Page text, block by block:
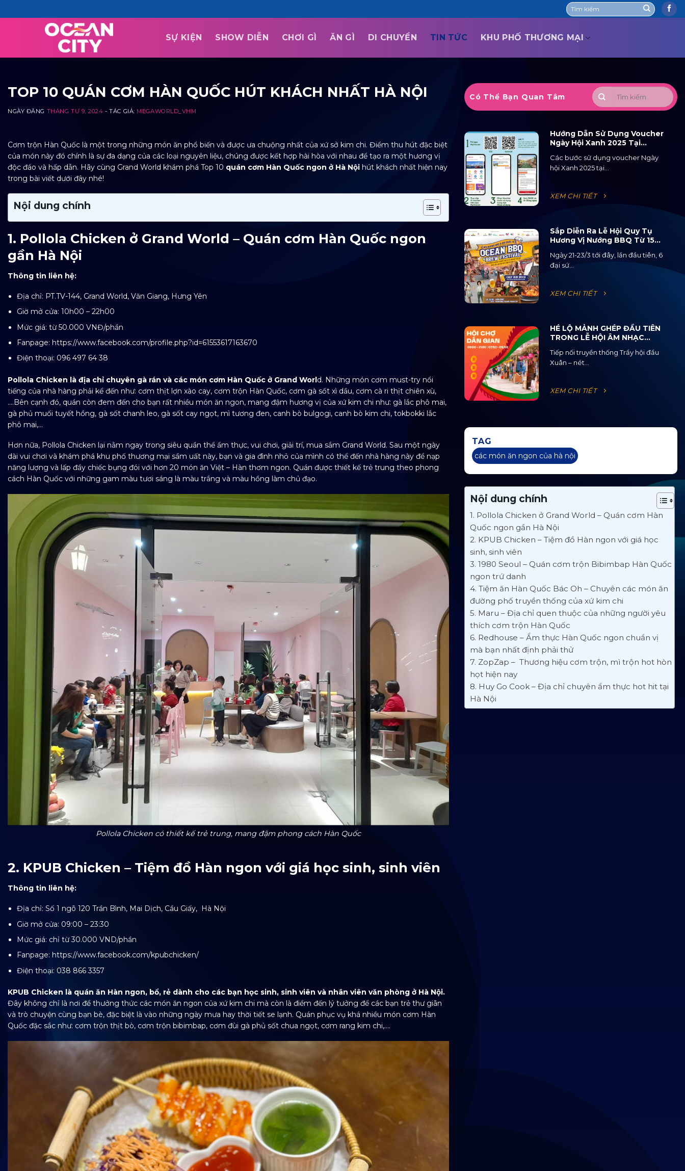
to
SỰ KIỆN SHOW DIỄN CHƠI GÌ ĂN GÌ DI CHUYỂN TIN TỨC KHU PHỐ THƯƠNG MẠI
TOP 10 QUÁN CƠM HÀN QUỐC HÚT KHÁCH NHẤT HÀ NỘI
NGÀY ĐĂNG THÁNG TƯ 9, 2024 - TÁC GIẢ: MEGAWORLD_VHM
Cơm trộn Hàn Quốc là một trong những món ăn phổ biến và được ưa chuộng nhất của xứ sở kim chi. Điểm thu hút đặc biệt
của món này đó chính là sự đa dạng của các loại nguyên liệu, chúng được kết hợp hài hòa với nhau để tạo ra một hương vị
độc đáo và hấp dẫn. Hãy cùng Grand World khám phá Top 10 quán cơm Hàn Quốc ngon ở Hà Nội hút khách nhất hiện nay
trong bài viết dưới đây nhé!
Nội dung chính
1. Pollola Chicken ở Grand World – Quán cơm Hàn Quốc ngon
gần Hà Nội
Thông tin liên hệ:
Địa chỉ: PT.TV-144, Grand World, Văn Giang, Hưng Yên
Giờ mở cửa: 10h00 – 22h00
Mức giá: từ 50.000 VNĐ/phần
Fanpage: https://www.facebook.com/profile.php?id=61553617163670
Điện thoại: 096 497 64 38
Pollola Chicken là địa chỉ chuyên gà rán và các món cơm Hàn Quốc ở Grand World. Những món cơm must-try nổi
tiếng của nhà hàng phải kể đến như: cơm thịt lợn xào cay, cơm trộn Hàn Quốc, cơm gà sốt xì dầu, cơm cà ri thịt chiên xù,
….Bên cạnh đó, quán còn đem đến cho bạn rất nhiều món ăn ngon, mang đậm hương vị của xứ kim chi như: gà lắc phô mai,
gà phủ muối tuyết hồng, gà sốt chanh leo, gà sốt cay ngọt, mì tương đen, canh bò bulgogi, canh bò kim chi, tokbokki lắc
phô mai,…
Hơn nữa, Pollola Chicken lại nằm ngay trong siêu quần thể ẩm thực, vui chơi, giải trí, mua sắm Grand World. Sau một ngày
dài vui chơi và khám phá khu phố thương mại sầm uất này, bạn và gia đình nhỏ của mình có thể đến nhà hàng này để nạp
năng lượng và lấp đầy chiếc bụng đói với hơn 20 món ăn Việt – Hàn thơm ngon. Quán được thiết kế trẻ trung theo phong
cách Hàn Quốc với những gam màu tươi sáng là màu trắng và màu hồng làm chủ đạo.
Pollola Chicken có thiết kế trẻ trung, mang đậm phong cách Hàn Quốc
2. KPUB Chicken – Tiệm đồ Hàn ngon với giá học sinh, sinh viên
Thông tin liên hệ:
Địa chỉ: Số 1 ngõ 120 Trần Bình, Mai Dịch, Cầu Giấy, Hà Nội
Giờ mở cửa: 09:00 – 23:30
Mức giá: chỉ từ 30.000 VND/phần
Fanpage: https://www.facebook.com/kpubchicken/
Điện thoại: 038 866 3357
KPUB Chicken là quán ăn Hàn ngon, bổ, rẻ dành cho các bạn học sinh, sinh viên và nhân viên văn phòng ở Hà Nội.
Đây không chỉ là nơi để thưởng thức các món ăn ngon của xứ kim chi mà còn là điểm đến lý tưởng để các bạn trẻ thư giãn
và trò chuyện cùng bạn bè, đặc biệt là vào những ngày mưa hay thời tiết se lạnh. Quán phục vụ khá nhiều món cơm Hàn
Quốc đặc sắc như: cơm trộn thịt bò, cơm trộn bibimbap, cơm đùi gà phủ sốt chua ngọt, cơm rang kim chi,….
Có Thể Bạn Quan Tâm
Hướng Dẫn Sử Dụng Voucher
Ngày Hội Xanh 2025 Tại
Các bước sử dụng voucher Ngày
hội Xanh 2025 tại...
XEM CHI TIẾT
Sắp Diễn Ra Lễ Hội Quy Tụ
Hương Vị Nướng BBQ Từ 15
Quốc Gia Và 120 Loại Bia Thủ
Công
Ngày 21-23/3 tới đây, lần đầu tiên, 6
đại sứ...
XEM CHI TIẾT
HÉ LỘ MẢNH GHÉP ĐẦU TIÊN
TRONG LỄ HỘI ÂM NHẠC
2025
Tiếp nối truyền thống Trẩy hội đầu
Xuân – nét...
XEM CHI TIẾT
TAG
các món ăn ngon của hà nội
Nội dung chính
1. Pollola Chicken ở Grand World – Quán cơm Hàn
Quốc ngon gần Hà Nội
2. KPUB Chicken – Tiệm đồ Hàn ngon với giá học
sinh, sinh viên
3. 1980 Seoul – Quán cơm trộn Bibimbap Hàn Quốc
ngon trứ danh
4. Tiệm ăn Hàn Quốc Bác Oh – Chuyên các món ăn
đường phố truyền thống của xứ kim chi
5. Maru – Địa chỉ quen thuộc của những người yêu
thích cơm trộn Hàn Quốc
6. Redhouse – Ẩm thực Hàn Quốc ngon chuẩn vị
mà bạn nhất định phải thử
7. ZopZap – Thương hiệu cơm trộn, mì trộn hot hòn
họt hiện nay
8. Huy Go Cook – Địa chỉ chuyên ẩm thực hot hit tại
Hà Nội
9. Cheabon – Chuỗi quán ăn nhanh Hàn Quốc nổi